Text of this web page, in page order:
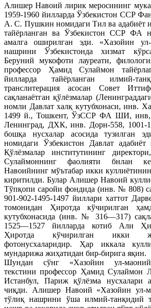
Алишер Навоий лирик меросининг
1959-1960 йилларда Ўзбекистон ССР
А. С. Пушкин номидаги Тил ва адабиёт
тайёрланган ва Ўзбекистон ССР ФА
амалга оширилган эди. «Хазойин ул-
нашрини Ўзбекистонда хизмат
Беруний мукофоти лауреати,
профессор Ҳамид Сулаймон
йилларда тайёрланган илмий-
транслитерация асосан Совет
сақланаётган қўлёзмалар
номли Давлат халқ кутубхонаси, инв.
1499 й., Тошкент, ЎзССР ФА ШИ,
Ленинград, ДХК, инв. Дорн-558, 1001-
бошқа нусхалар асосида тузилган
номидаги Ўзбекистон Давлат
Қўлёзмалар институтининг
Сулаймоннинг фаолияти бнлан
Навоийнинг мўътабар икки
киритилди. Булар Алишер Навоий
Тўпқопи саройи фондида (инв. № 808)
901-902-1495-1497 йиллари хаттот
томонидан Ҳиротда кўчирилган
кутубхонасида (инв. № 316—317)
1525—1527 йилларда котиб Али
Ҳиротда кўчирилган икки
фотонусхаларидир. Ҳар иккала
мундарижа жиҳатидан бир-бирига яқин.
Шундан сўнг «Хазойин ул-
текстини профессор Ҳамид Сулаймон
Истанбул, Париж қўлёзма нусхалари
чиқди. Алишер Навоий «Хазойин ул-
тўлиқ нашрини ўша илмий-танқидий